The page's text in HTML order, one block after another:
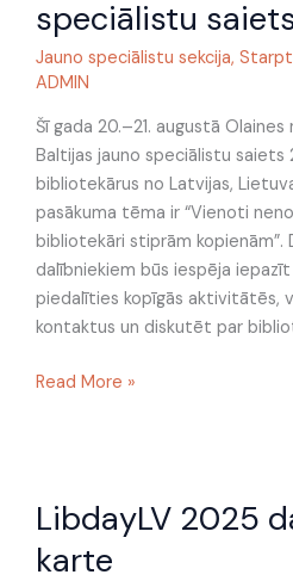
speciālistu
Jauno speciālistu sekcija,
ADMIN
Šī gada 20.–21. augustā
Baltijas jauno speciālistu saiets
bibliotekārus no Latvijas,
pasākuma tēma ir “Vienoti
bibliotekāri stiprām kopienām”.
dalībniekiem būs iespēja
piedalīties kopīgās aktivitātēs,
kontaktus un diskutēt par
speciālistu
saiets
2026
Read More »
LibdayLV 2025
karte
2025
karte